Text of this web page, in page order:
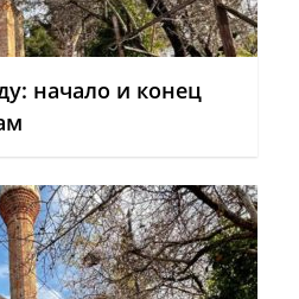
начало и конец